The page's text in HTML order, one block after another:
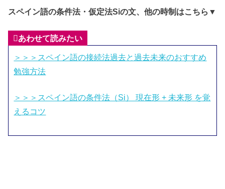
スペイン語の条件法・仮定法Siの文、他の時制はこちら▼
あわせて読みたい
＞＞＞スペイン語の接続法過去と過去未来のおすすめ
勉強方法
＞＞＞スペイン語の条件法（Si） 現在形 + 未来形 を覚
えるコツ